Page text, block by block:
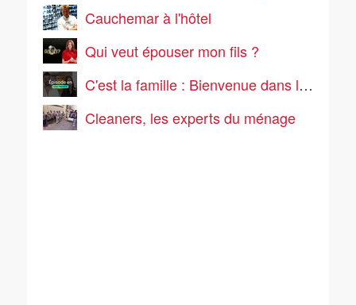
Cauchemar à l'hôtel
Qui veut épouser mon fils ?
C'est la famille : Bienvenue dans leur vraie vie
Cleaners, les experts du ménage